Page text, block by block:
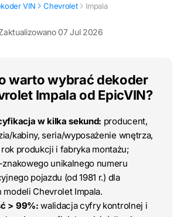
VIN Chevrolet Impala
07 Jul 2026
warto wybrać dekoder
Impala od EpicVIN?
w kilka sekund: producent,
kabiny, seria/wyposażenie wnętrza,
produkcji i fabryka montażu;
znakowego unikalnego numeru
pojazdu (od 1981 r.) dla
Chevrolet Impala.
> 99%: walidacja cyfry kontrolnej i